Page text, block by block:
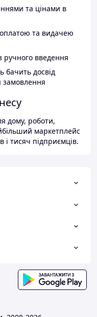
та цінами в
оплатою та видачею
ручного введення
бачить досвід
замовлення
дому, роботи,
маркетплейс
і тисяч підприємців.